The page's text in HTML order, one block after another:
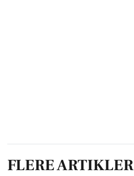
FLERE ARTIKLER